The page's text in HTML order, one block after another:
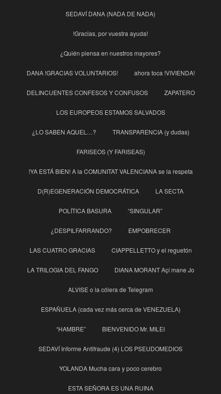
SEDAVÍ DANA (NADA DE NADA)
!Gracias, por vuestra ayuda!
¿Quién piensa en nuestros mayores?
DANA !GRACIAS VOLUNTARIOS! ahora toca !VIVIENDA!
DELINCUENTES CONFESOS Y CONFUSOS ZAPATERO
LOS EUROPEOS ESTAMOS SALVADOS
¿LO SABEN AQUEL…? TRANSPARENCIA (y dudas)
FARISEOS (Y FARISEAS)
!YA ESTÁ BIEN! A la COMUNITAT VALENCIANA se la respeta
D(R)EGENERACIÓN DEMOCRÁTICA LA SECTA
POLÍTICA BASURA “SINGULAR”
¿DESPILFARRANDO? EMPOBRECER
LAS CUATRO GRACIAS CIAPPELLETTO y el reguetón
LA TRILOGIA DEL FANGO DIANA MORANT Açí mane Jo
ALVISE o la cólera de Telegram
ESPAÑUELA (cada vez más cerca de VENEZUELA)
“HAMBRE” BIENVENIDO Mr. MILEI
SEDAVÍ Informe Antifraude (4) LOS PSEUDOMEDIOS
YOLANDA Mucha cara y poco cerebro
ESTA SEÑORA ES UNA RUINA